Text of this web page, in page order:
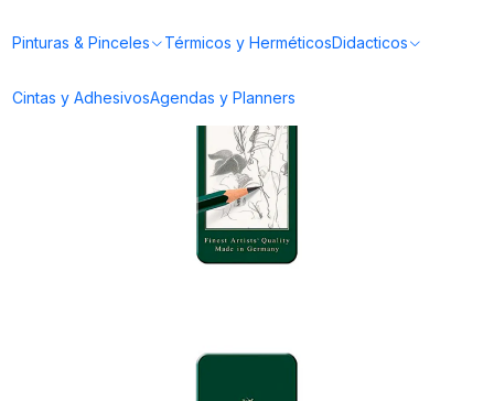
Pinturas & Pinceles Térmicos y HerméticosDidacticos
Cintas y AdhesivosAgendas y Planners